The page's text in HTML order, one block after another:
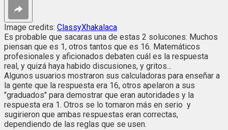
Image credits: ClassyXhakalaca
Es probable que sacaras una de estas 2 solucones: Muchos
piensan que es 1, otros tantos que es 16. Matemáticos
profesionales y aficionados debaten cuál es la respuesta
real, y quizá haya habido discusiones, y gritos...
Algunos usuarios mostraron sus calculadoras para enseñar a
la gente que la respuesta era 16, otros apelaron a sus
"graduados" para demostrar que eran autoridades y la
respuesta era 1. Otros se lo tomaron más en serio y
sugirieron que ambas respuestas eran correctas,
dependiendo de las reglas que se usen.